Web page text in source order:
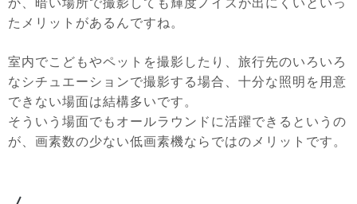
か、暗い場所で撮影しても輝度ノイズが出にくいといっ
たメリットがあるんですね。
室内でこどもやペットを撮影したり、旅行先のいろいろ
なシチュエーションで撮影する場合、十分な照明を用意
できない場面は結構多いです。
そういう場面でもオールラウンドに活躍できるというの
が、画素数の少ない低画素機ならではのメリットです。